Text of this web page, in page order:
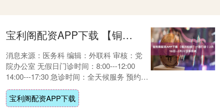
宝利阁配资APP下载 【铜川妇幼】一周门诊丨2月16日—2月22日排班表
消息来源：医务科 编辑：外联科 审核：党
院办公室 无假日门诊时间：8:00---12:00
14:00---17:30 急诊时间：全天候服务 预约挂
号：微信公众....
宝利阁配资APP下载